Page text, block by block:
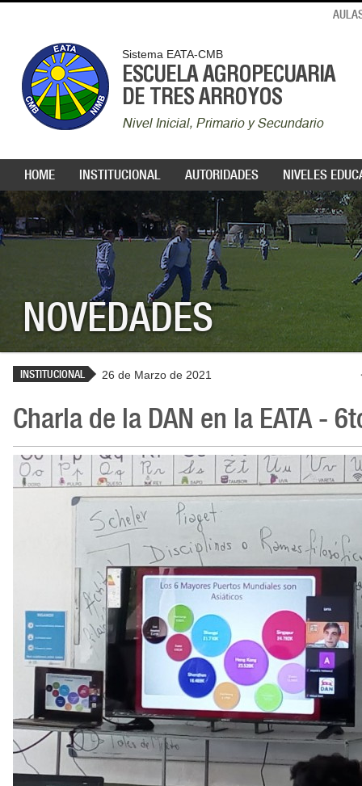
Sistema EATA-CMB
ESCUELA AGROPECUARIA
DE TRES ARROYOS
Nivel Inicial, Primario y Secundario
HOME INSTITUCIONAL AUTORIDADES NIVELES
NOVEDADES
INSTITUCIONAL 26 de Marzo de 2021
Charla de la DAN en la EATA -